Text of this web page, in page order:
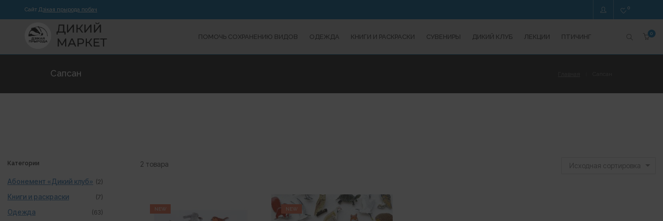
Сайт Дзікая прырода побач 0
ПОМОЧЬ СОХРАНЕНИЮ ВИДОВ ОДЕЖДА КНИГИ И РАСКРАСКИ СУВЕНИРЫ ДИКИЙ КЛУБ ЛЕКЦИИ ПТИЧИНГ 0
Сапсан
2 товара Исходная сортировка
NEW NEW
Категории
Абонемент «Дикий клуб» (2)
Книги и раскраски (7)
Одежда (63)